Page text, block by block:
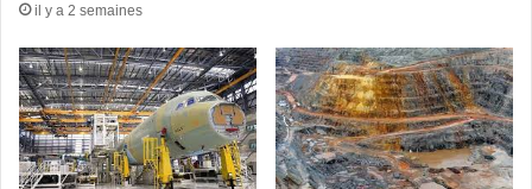
il y a 2 semaines